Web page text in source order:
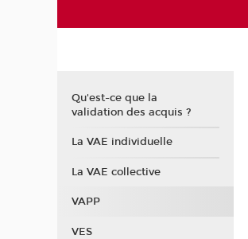
Qu'est-ce que la
validation des acquis ?
La VAE individuelle
La VAE collective
VAPP
VES